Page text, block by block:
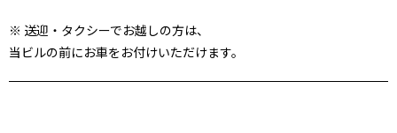
※ 送迎・タクシーでお越しの方は、
当ビルの前にお車をお付けいただけます。